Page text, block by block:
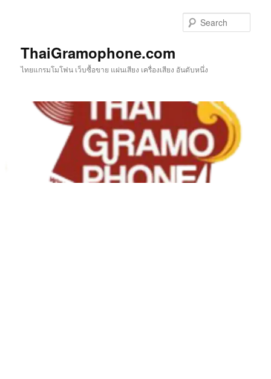
ThaiGramophone.com
ไทยแกรมโมโฟน เว็บซื้อขาย แผ่นเสียง เครื่องเสียง อันดับหนึ่ง